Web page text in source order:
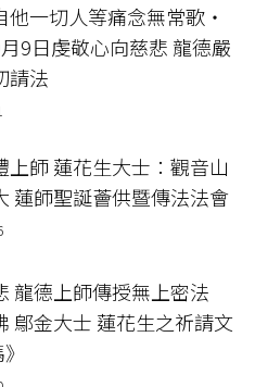
他一切人等痛念無常歌‧
9日虔敬心向慈悲 龍德嚴
請法
上師 蓮花生大士：觀音山
蓮師聖誕薈供暨傳法法會
龍德上師傳授無上密法
鄔金大士 蓮花生之祈請文